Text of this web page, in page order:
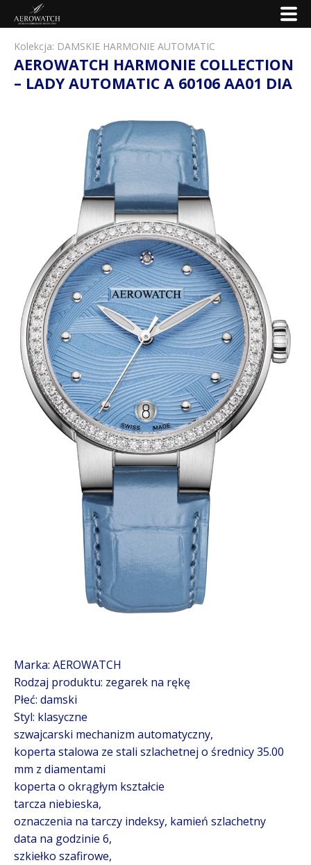
Kolekcja: DAMSKIE HARMONIE AUTOMATIC
AEROWATCH HARMONIE COLLECTION
– LADY AUTOMATIC A 60106 AA01 DIA
Marka: AEROWATCH
Rodzaj produktu: zegarek na rękę
Płeć: damski
Styl: klasyczne
szwajcarski mechanizm automatyczny,
koperta stalowa ze stali szlachetnej o średnicy 35.00
mm z diamentami
koperta o okrągłym kształcie
tarcza niebieska,
oznaczenia na tarczy indeksy, kamień szlachetny
data na godzinie 6,
szkiełko szafirowe,